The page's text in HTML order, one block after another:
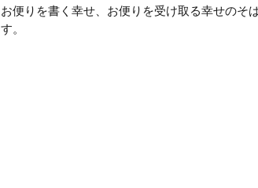
お便りを書く幸せ、お便りを受け取る幸せのそ
す。